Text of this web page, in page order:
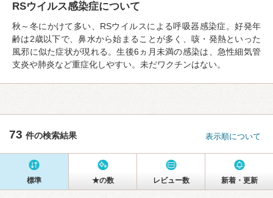
RSウイルス感染症について
秋～冬にかけて多い、RSウイルスによる呼吸器感染症。好発年
齢は2歳以下で、鼻水から始まることが多く、咳・発熱といった
風邪に似た症状が現れる。生後6ヵ月未満の感染は、急性細気管
支炎や肺炎など重症化しやすい。未だワクチンはない。
73 件の検索結果 表示順について
標準 ★の数 レビュー数 新着・更新